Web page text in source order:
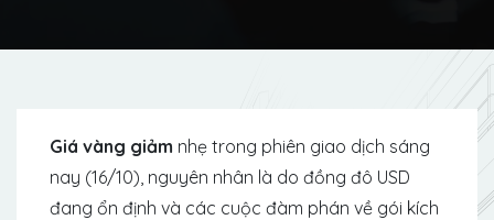
Giá vàng giảm nhẹ trong phiên giao dịch sáng
nay (16/10), nguyên nhân là do đồng đô USD
đang ổn định và các cuộc đàm phán về gói kích